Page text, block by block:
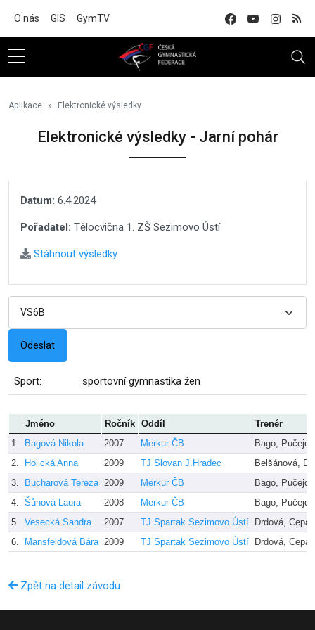
O nás GIS GymTV
Aplikace Elektronické výsledky
Elektronické výsledky - Jarní pohár
Datum: 6.4.2024
Pořadatel: Tělocvična 1. ZŠ Sezimovo Ústí
Stáhnout výsledky
Sport: sportovní gymnastika žen
Jméno Ročník Oddíl
Trenér
1.
Bagová Nikola 2007 Merkur ČB
Bago,
2.
Holická Anna 2009 TJ Slovan J.Hradec
Belšánová,
3.
Bucharová Tereza 2009 Merkur ČB
Bago,
4. Šůnová Laura 2008 Merkur ČB
Bago,
5. Vesecká Sandra 2007 TJ Spartak Sezimovo Ústí
Drdová,
6.
Mansfeldová Bára 2009 TJ Spartak Sezimovo Ústí Drdová,
Zpět na detail závodu